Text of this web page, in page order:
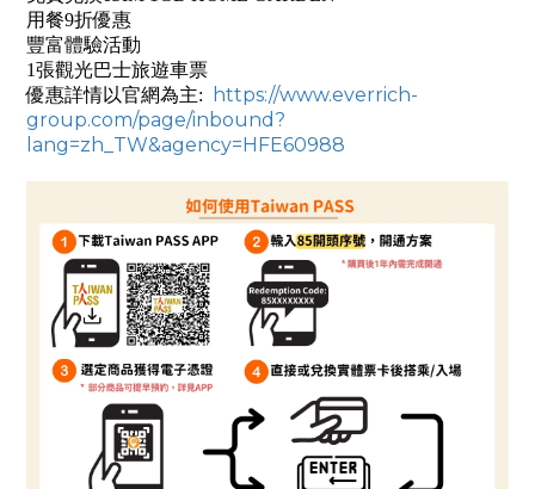
用餐9折優惠
豐富體驗活動
1張觀光巴士旅遊車票
優惠詳情以官網為主:
https://www.everrich-
group.com/page/inbound?
lang=zh_TW&agency=HFE60988